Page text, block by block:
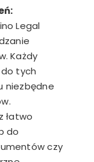
Legal
Każdy
tych
niezbędne
łatwo
do
czy